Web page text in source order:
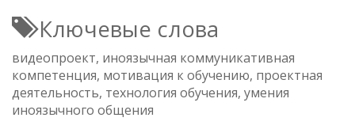
Ключевые слова
видеопроект, иноязычная коммуникативная
компетенция, мотивация к обучению, проектная
деятельность, технология обучения, умения
иноязычного общения